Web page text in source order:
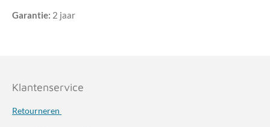
Garantie: 2 jaar
Klantenservice
Retourneren